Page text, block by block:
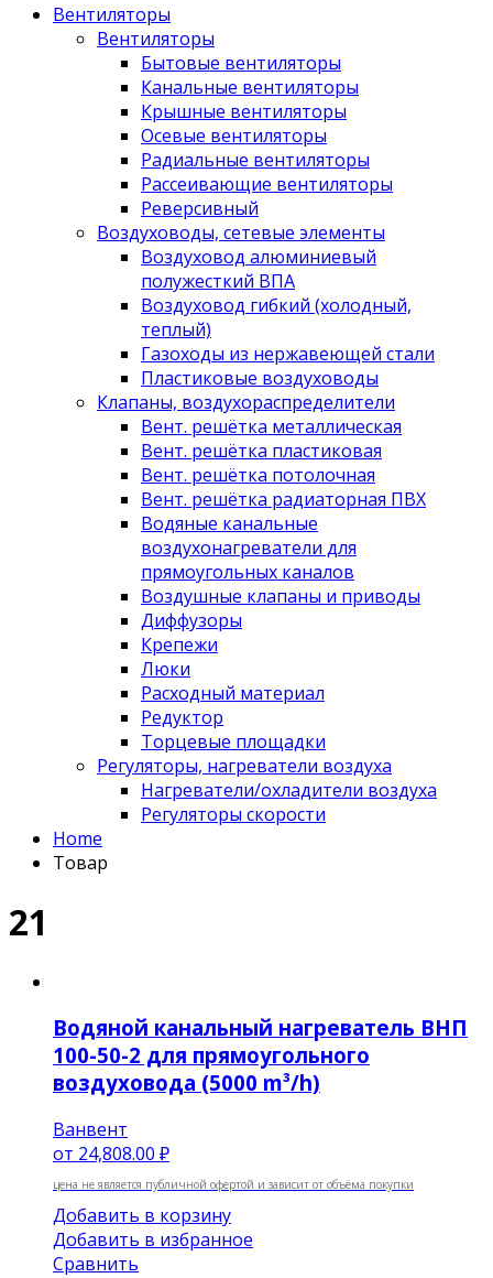
Вентиляторы
Вентиляторы
Бытовые вентиляторы
Канальные вентиляторы
Крышные вентиляторы
Осевые вентиляторы
Радиальные вентиляторы
Рассеивающие вентиляторы
Реверсивный
Воздуховоды, сетевые элементы
Воздуховод алюминиевый
полужесткий ВПА
Воздуховод гибкий (холодный,
теплый)
Газоходы из нержавеющей стали
Пластиковые воздуховоды
Клапаны, воздухораспределители
Вент. решётка металлическая
Вент. решётка пластиковая
Вент. решётка потолочная
Вент. решётка радиаторная ПВХ
Водяные канальные
воздухонагреватели для
прямоугольных каналов
Воздушные клапаны и приводы
Диффузоры
Крепежи
Люки
Расходный материал
Редуктор
Торцевые площадки
Регуляторы, нагреватели воздуха
Нагреватели/охладители воздуха
Регуляторы скорости
Home
Товар
21
Водяной канальный нагреватель ВНП
100-50-2 для прямоугольного
воздуховода (5000 m³/h)
Ванвент
от 24,808.00 ₽
цена не является публичной офертой и зависит от объёма покупки
Добавить в корзину
Добавить в избранное
Сравнить